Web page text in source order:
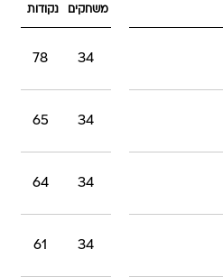
משחקים נקודות
34
78
34
65
34
64
34
61